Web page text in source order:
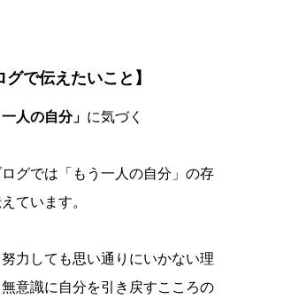
グで伝えたいこと】
一人の自分」 に気づく
ログでは「もう一人の自分」の存
ています。
力しても思い通りにいかない理
意識に自分を引き戻すこころの